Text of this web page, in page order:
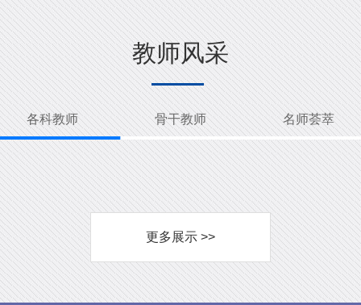
少儿部活动
少儿部荣誉
教师风采
各科教师 骨干教师 名师荟萃
更多展示 >>